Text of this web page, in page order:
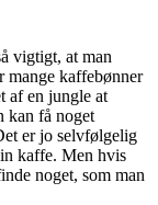
vigtigt, at man
mange kaffebønner
af en jungle at
kan få noget
er jo selvfølgelig
kaffe. Men hvis
noget, som man